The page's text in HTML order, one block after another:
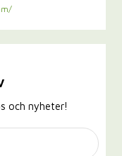
och nyheter!